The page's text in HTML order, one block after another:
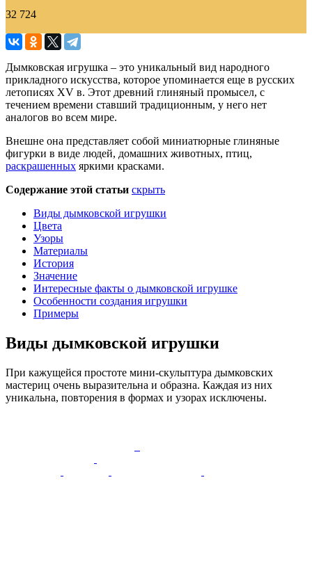
32 724
Дымковская игрушка – это уникальный вид народного
прикладного искусства, которое упоминается еще в русских
летописях XV в. Этот древний глиняный промысел, с
течением времени ставший традиционным, у него нет
аналогов во всем мире.
Внешне она представляет собой миниатюрные глиняные
фигурки в виде людей, домашних животных, птиц,
раскрашенных яркими красками.
Содержание этой статьи скрыть
Виды дымковской игрушки
Цвета
Узоры
Материалы
История
Значение
Интересные факты о дымковской игрушке
Особенности создания игрушки
Примеры
Виды дымковской игрушки
При кажущейся простоте мини-скульптура дымковских
мастериц очень выразительна и образна. Каждая из них
уникальна, повторения в формах и узорах исключены.